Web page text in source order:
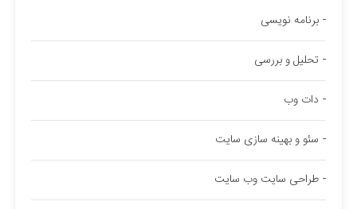
برنامه نویسی
تحلیل و بررسی
دات وب
سئو و بهینه سازی سایت
طراحی سایت وب سایت